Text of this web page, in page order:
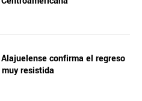
Alajuelense confirma el regreso
resistida